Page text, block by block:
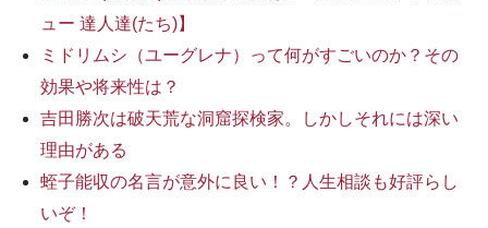
ュー 達人達(たち)】
ミドリムシ（ユーグレナ）って何がすごいのか？その
効果や将来性は？
吉田勝次は破天荒な洞窟探検家。しかしそれには深い
理由がある
蛭子能収の名言が意外に良い！？人生相談も好評らし
いぞ！